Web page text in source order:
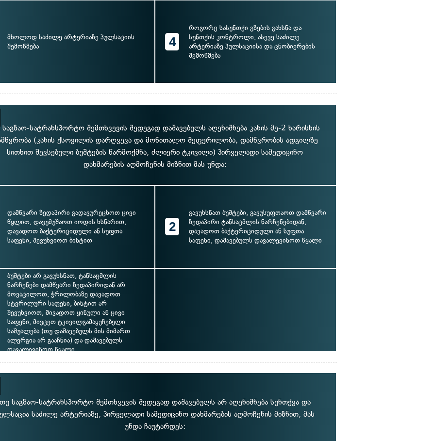
მხოლოდ საძილე არტერიაზე პულსაციის
შემოწმება
4
როგორც სასუნთქი გზების გახსნა და
სუნთქის კონტროლი, ასევე საძილე
არტერიაზე პულსაციისა და ცნობიერების
შემოწმება
სატრანსპორტო შემთხვევის შედეგად დაშავებულს აღენიშნება კანის მე-2 ხარისხის
(კანის ქსოვილის დარღვევა და მოწითალო შეფერილობა, დამწვრობის ადგილზე
სითხით შევსებული ბუშტების წარმოქმნა, ძლიერი ტკივილი) პირველადი სამედიცინო
დახმარების აღმოჩენის მიზნით მას უნდა:
დამწვარი ზედაპირი გადავურეცხოთ ცივი
წყლით, დავუმუშაოთ იოდის ხსნარით,
დავადოთ ბაქტერიციდული ან სუფთა
საფენი, შევუხვიოთ ბინტით
2
გავუხსნათ ბუშტები, გავუსუფთაოთ დამწვარი
ზედაპირი ტანსაცმლის ნარჩენებიდან,
დავადოთ ბაქტერიციდული ან სუფთა
საფენი, დაშავებულს დავალევინოთ წყალი
ბუშტები არ გავუხსნათ, ტანსაცმლის
ნარჩენები დამწვარი ზედაპირიდან არ
მოვაცილოთ, ჭრილობაზე დავადოთ
სტერილური საფენი, ბინტით არ
შევუხვიოთ, მივადოთ ყინული ან ცივი
საფენი, მივცეთ ტკივილგამაყუჩებელი
საშუალება (თუ დაშავებულს მის მიმართ
ალერგია არ გააჩნია) და დაშავებულს
დავალევინოთ წყალი
თუ საგზაო-სატრანსპორტო შემთხვევის შედეგად დაშავებულს არ აღენიშნება სუნთქვა და
საძილე არტერიაზე, პირველადი სამედიცინო დახმარების აღმოჩენის მიზნით, მას
უნდა ჩაუტარდეს: